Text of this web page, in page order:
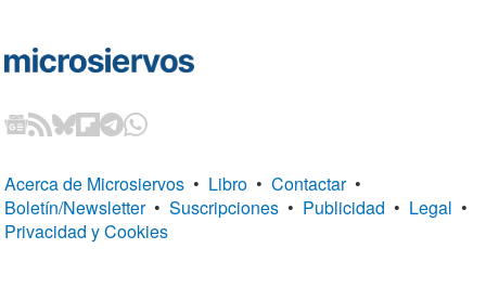
Acerca de Microsiervos • Libro • Contactar •
Boletín/Newsletter • Suscripciones • Publicidad • Legal •
Privacidad y Cookies